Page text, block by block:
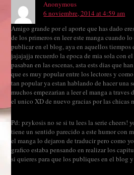
Anonymous
6 noviembre, 2014 at 4:59 am
Amigo grande por el aporte que has dado
de los primeros en leer este manga cuando
publicar en el blog, aya en aquellos tiempos
jajajajja recuerdo la epoca de mia sola con
pasaban en las escenas, asta ests dias que
que es muy popular entre los lectores y
tan popular ya estan hablando de hacer una
muchos empezarian a leer el manga a traves
el unico XD de nuevo gracias por las chicas
Pd: pzykosis no se si tu lees la serie cheers!
tiene un sentido parecido a este humor con
el manga lo dejaron de traducir pero como
grafico estaba pensando en realizar los
si quieres para que los publiques en el blog